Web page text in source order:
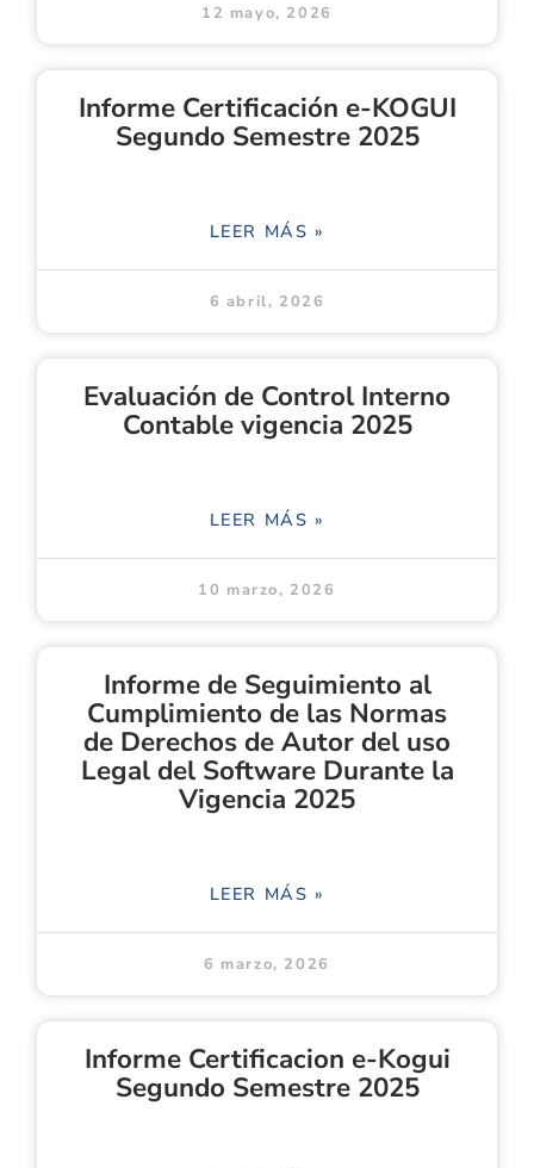
12 mayo, 2026
Informe Certificación e-KOGUI
Segundo Semestre 2025
LEER MÁS »
6 abril, 2026
Evaluación de Control Interno
Contable vigencia 2025
LEER MÁS »
10 marzo, 2026
Informe de Seguimiento al
Cumplimiento de las Normas
de Derechos de Autor del uso
Legal del Software Durante la
Vigencia 2025
LEER MÁS »
6 marzo, 2026
Informe Certificacion e-Kogui
Segundo Semestre 2025